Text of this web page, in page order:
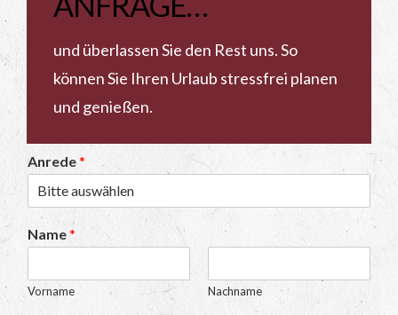
und überlassen Sie den Rest uns. So
können Sie Ihren Urlaub stressfrei planen
und genießen.
Anrede*
Name*
Vorname Nachname